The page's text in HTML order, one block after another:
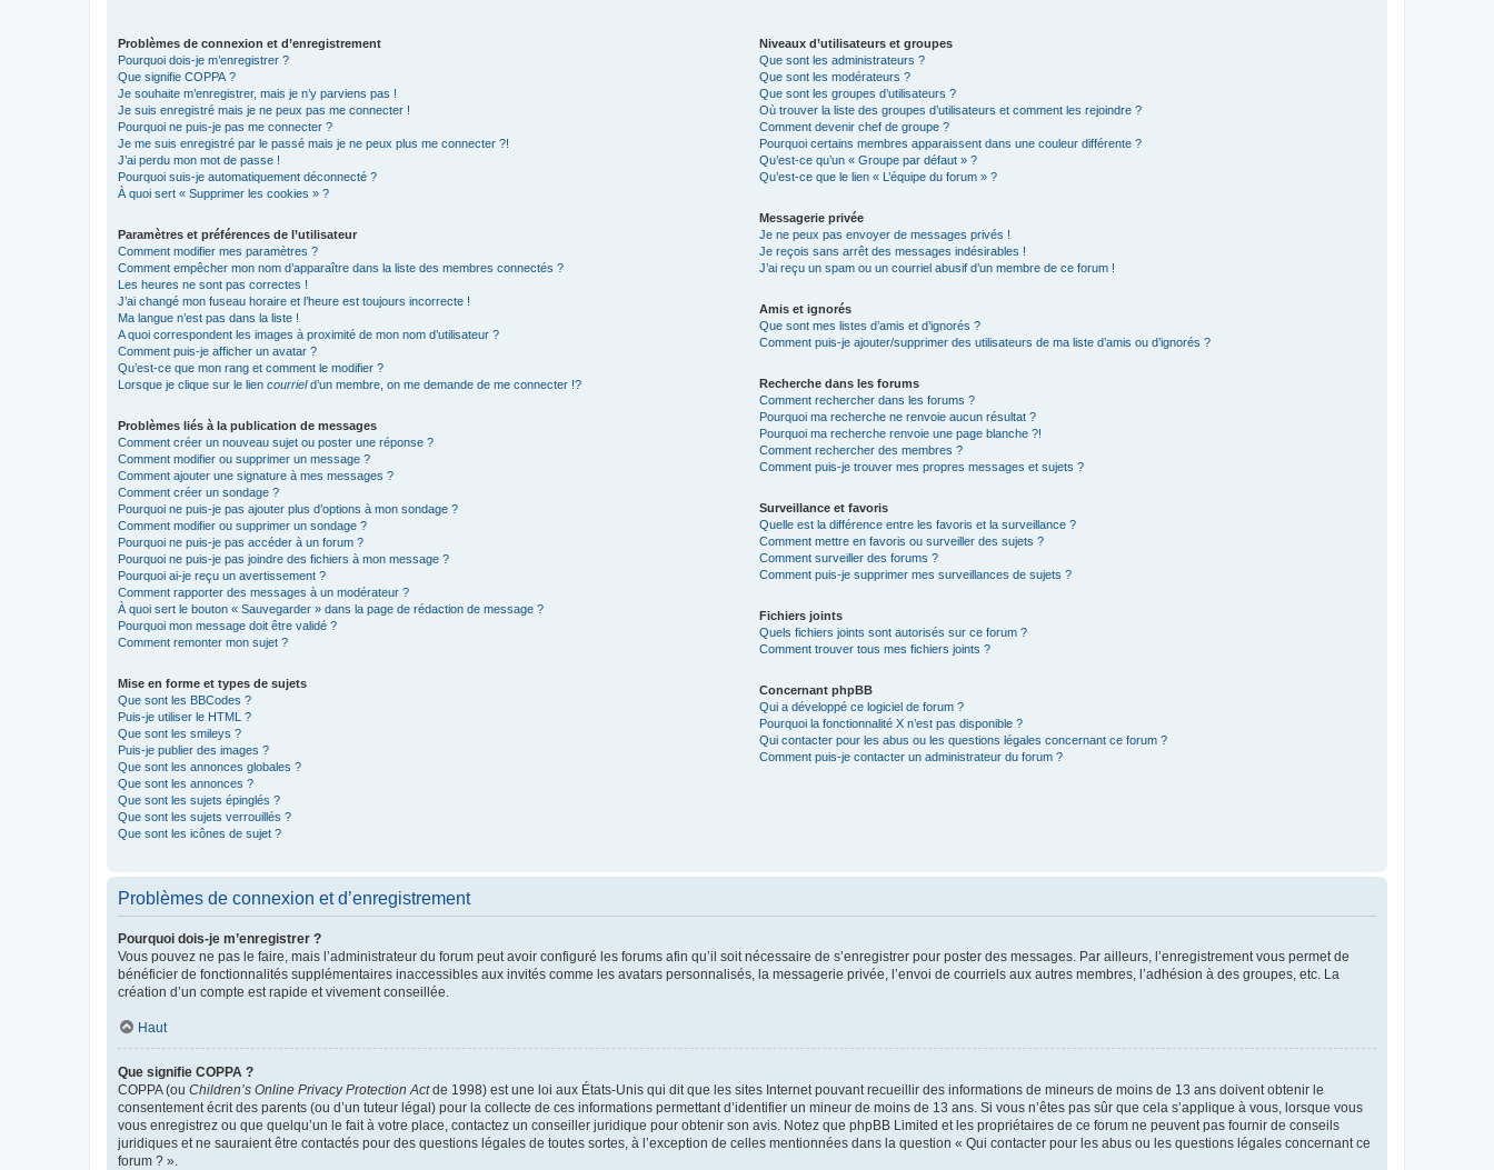
Problèmes de connexion et d’enregistrement
Pourquoi dois-je m’enregistrer ?
Que signifie COPPA ?
Je souhaite m’enregistrer, mais je n’y parviens pas !
Je suis enregistré mais je ne peux pas me connecter !
Pourquoi ne puis-je pas me connecter ?
Je me suis enregistré par le passé mais je ne peux plus me connecter ?!
J’ai perdu mon mot de passe !
Pourquoi suis-je automatiquement déconnecté ?
À quoi sert « Supprimer les cookies » ?
Paramètres et préférences de l’utilisateur
Comment modifier mes paramètres ?
Comment empêcher mon nom d’apparaître dans la liste des membres connectés ?
Les heures ne sont pas correctes !
J’ai changé mon fuseau horaire et l’heure est toujours incorrecte !
Ma langue n’est pas dans la liste !
A quoi correspondent les images à proximité de mon nom d’utilisateur ?
Comment puis-je afficher un avatar ?
Qu’est-ce que mon rang et comment le modifier ?
Lorsque je clique sur le lien courrield’un membre, on me demande de me connecter !?
Problèmes liés à la publication de messages
Comment créer un nouveau sujet ou poster une réponse ?
Comment modifier ou supprimer un message ?
Comment ajouter une signature à mes messages ?
Comment créer un sondage ?
Pourquoi ne puis-je pas ajouter plus d’options à mon sondage ?
Comment modifier ou supprimer un sondage ?
Pourquoi ne puis-je pas accéder à un forum ?
Pourquoi ne puis-je pas joindre des fichiers à mon message ?
Pourquoi ai-je reçu un avertissement ?
Comment rapporter des messages à un modérateur ?
À quoi sert le bouton « Sauvegarder » dans la page de rédaction de message ?
Pourquoi mon message doit être validé ?
Comment remonter mon sujet ?
Mise en forme et types de sujets
Que sont les BBCodes ?
Puis-je utiliser le HTML ?
Que sont les smileys ?
Puis-je publier des images ?
Que sont les annonces globales ?
Que sont les annonces ?
Que sont les sujets épinglés ?
Que sont les sujets verrouillés ?
Que sont les icônes de sujet ?
Niveaux d’utilisateurs et groupes
Que sont les administrateurs ?
Que sont les modérateurs ?
Que sont les groupes d’utilisateurs ?
Où trouver la liste des groupes d’utilisateurs et comment les rejoindre ?
Comment devenir chef de groupe ?
Pourquoi certains membres apparaissent dans une couleur différente ?
Qu’est-ce qu’un « Groupe par défaut » ?
Qu’est-ce que le lien « L’équipe du forum » ?
Messagerie privée
Je ne peux pas envoyer de messages privés !
Je reçois sans arrêt des messages indésirables !
J’ai reçu un spam ou un courriel abusif d’un membre de ce forum !
Amis et ignorés
Que sont mes listes d’amis et d’ignorés ?
Comment puis-je ajouter/supprimer des utilisateurs de ma liste d’amis ou d’ignorés ?
Recherche dans les forums
Comment rechercher dans les forums ?
Pourquoi ma recherche ne renvoie aucun résultat ?
Pourquoi ma recherche renvoie une page blanche ?!
Comment rechercher des membres ?
Comment puis-je trouver mes propres messages et sujets ?
Surveillance et favoris
Quelle est la différence entre les favoris et la surveillance ?
Comment mettre en favoris ou surveiller des sujets ?
Comment surveiller des forums ?
Comment puis-je supprimer mes surveillances de sujets ?
Fichiers joints
Quels fichiers joints sont autorisés sur ce forum ?
Comment trouver tous mes fichiers joints ?
Concernant phpBB
Qui a développé ce logiciel de forum ?
Pourquoi la fonctionnalité X n’est pas disponible ?
Qui contacter pour les abus ou les questions légales concernant ce forum ?
Comment puis-je contacter un administrateur du forum ?
Problèmes de connexion et d’enregistrement
Pourquoi dois-je m’enregistrer ?
Vous pouvez ne pas le faire, mais l’administrateur du forum peut avoir configuré les forums afin qu’il soit nécessaire de s’enregistrer pour poster des messages. Par ailleurs, l’enregistrement vous permet de
bénéficier de fonctionnalités supplémentaires inaccessibles aux invités comme les avatars personnalisés, la messagerie privée, l’envoi de courriels aux autres membres, l’adhésion à des groupes, etc. La
création d’un compte est rapide et vivement conseillée.
Haut
Que signifie COPPA ?
COPPA (ou Children’s Online Privacy Protection Actde 1998) est une loi aux États-Unis qui dit que les sites Internet pouvant recueillir des informations de mineurs de moins de 13 ans doivent obtenir le
consentement écrit des parents (ou d’un tuteur légal) pour la collecte de ces informations permettant d’identifier un mineur de moins de 13 ans. Si vous n’êtes pas sûr que cela s’applique à vous, lorsque vous
vous enregistrez ou que quelqu’un le fait à votre place, contactez un conseiller juridique pour obtenir son avis. Notez que phpBB Limited et les propriétaires de ce forum ne peuvent pas fournir de conseils
juridiques et ne sauraient être contactés pour des questions légales de toutes sortes, à l’exception de celles mentionnées dans la question « Qui contacter pour les abus ou les questions légales concernant ce
forum ? ».